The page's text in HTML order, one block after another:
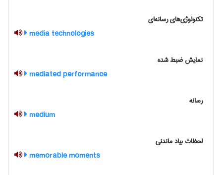
تكنولوژي‌هاي رسانه‌اي
media technologies
نمایش ضبط شده
mediated performance
رسانه
medium
لحظات بیاد ماندنی
memorable moments